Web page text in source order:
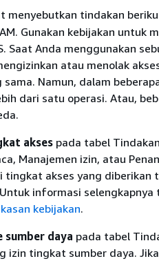
menyebutkan tindakan
Gunakan kebijakan untuk
Saat Anda menggunakan
atau menolak
sama. Namun, dalam
dari satu operasi. Atau,
akses pada tabel
Manajemen izin, atau
tingkat akses yang diberikan
informasi
kebijakan.
sumber daya pada tabel
izin tingkat sumber daya.